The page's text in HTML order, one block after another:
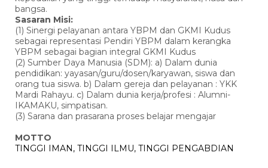
bangsa.
Sasaran Misi:
(1) Sinergi pelayanan antara YBPM dan GKMI Kudus
sebagai representasi Pendiri YBPM dalam kerangka
YBPM sebagai bagian integral GKMI Kudus
(2) Sumber Daya Manusia (SDM): a) Dalam dunia
pendidikan: yayasan/guru/dosen/karyawan, siswa dan
orang tua siswa. b) Dalam gereja dan pelayanan : YKK
Mardi Rahayu. c) Dalam dunia kerja/profesi : Alumni-
IKAMAKU, simpatisan.
(3) Sarana dan prasarana proses belajar mengajar
MOTTO
TINGGI IMAN, TINGGI ILMU, TINGGI PENGABDIAN